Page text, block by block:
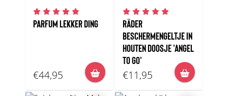
PARFUM LEKKER DING
€44,95
RÄDER
BESCHERMENGELTJE IN
HOUTEN DOOSJE 'ANGEL
TO GO'
€11,95